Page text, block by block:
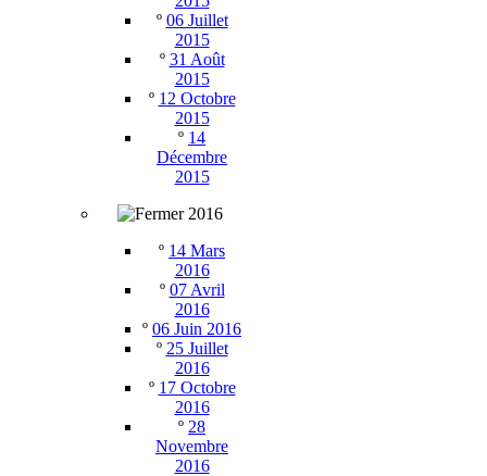
º 06 Juillet
2015
º 31 Août
2015
º 12 Octobre
2015
º 14
Décembre
2015
2016
º 14 Mars
2016
º 07 Avril
2016
º 06 Juin 2016
º 25 Juillet
2016
º 17 Octobre
2016
º 28
Novembre
2016